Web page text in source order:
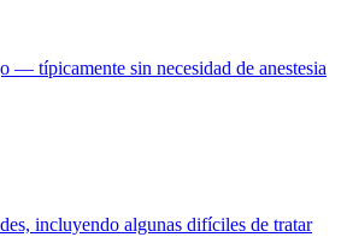
— típicamente sin necesidad de anestesia
incluyendo algunas difíciles de tratar